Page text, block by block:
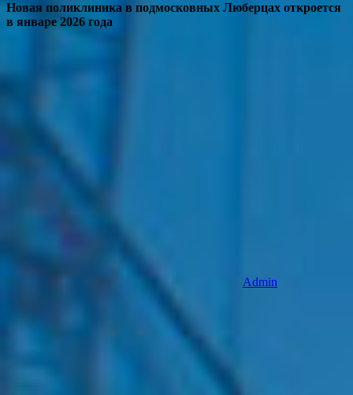
Новая поликлиника в подмосковных Люберцах откроется
в январе 2026 года
Admin